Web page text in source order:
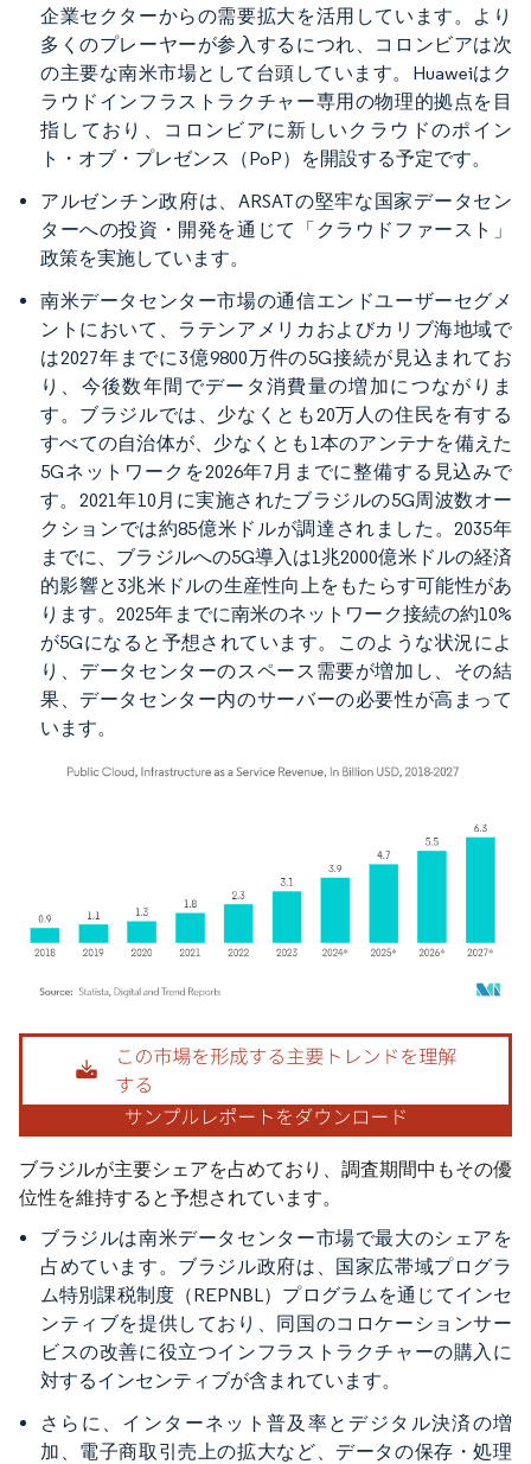
企業セクターからの需要拡大を活用しています。より
多くのプレーヤーが参入するにつれ、コロンビアは次
の主要な南米市場として台頭しています。Huaweiはク
ラウドインフラストラクチャー専用の物理的拠点を目
指しており、コロンビアに新しいクラウドのポイン
ト・オブ・プレゼンス（PoP）を開設する予定です。
アルゼンチン政府は、ARSATの堅牢な国家データセン
ターへの投資・開発を通じて「クラウドファースト」
政策を実施しています。
南米データセンター市場の通信エンドユーザーセグメ
ントにおいて、ラテンアメリカおよびカリブ海地域で
は2027年までに3億9800万件の5G接続が見込まれてお
り、今後数年間でデータ消費量の増加につながりま
す。ブラジルでは、少なくとも20万人の住民を有する
すべての自治体が、少なくとも1本のアンテナを備えた
5Gネットワークを2026年7月までに整備する見込みで
す。2021年10月に実施されたブラジルの5G周波数オー
クションでは約85億米ドルが調達されました。2035年
までに、ブラジルへの5G導入は1兆2000億米ドルの経済
的影響と3兆米ドルの生産性向上をもたらす可能性があ
ります。2025年までに南米のネットワーク接続の約10%
が5Gになると予想されています。このような状況によ
り、データセンターのスペース需要が増加し、その結
果、データセンター内のサーバーの必要性が高まって
います。
画像 © Mordor Intelligence。再利用にはCC BY 4.0の表示が必要です。
ブラジルが主要シェアを占めており、調査期間中もその優
位性を維持すると予想されています。
ブラジルは南米データセンター市場で最大のシェアを
占めています。ブラジル政府は、国家広帯域プログラ
ム特別課税制度（REPNBL）プログラムを通じてインセ
ンティブを提供しており、同国のコロケーションサー
ビスの改善に役立つインフラストラクチャーの購入に
対するインセンティブが含まれています。
さらに、インターネット普及率とデジタル決済の増
加、電子商取引売上の拡大など、データの保存・処理